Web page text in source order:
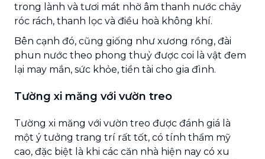
trong lành và tươi mát nhờ âm thanh nước chảy
róc rách, thanh lọc và điều hoà không khí.
Bên cạnh đó, cũng giống như xương rồng, đài
phun nước theo phong thuỷ được coi là vật đem
lại may mắn, sức khỏe, tiền tài cho gia đình.
Tường xi măng với vườn treo
Tường xi măng với vườn treo được đánh giá là
một ý tưởng trang trí rất tốt, có tính thẩm mỹ
cao, đặc biệt là khi các căn nhà hiện nay có xu